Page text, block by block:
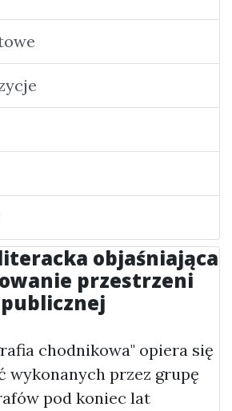
objaśniająca
przestrzeni
publicznej
chodnikowa" opiera się
wykonanych przez grupę
pod koniec lat